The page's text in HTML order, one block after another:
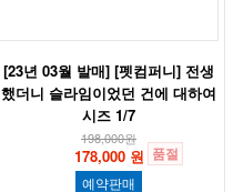
[23년 03월 발매] [펫컴퍼니] 전생
했더니 슬라임이었던 건에 대하여
시즈 1/7
198,000원
178,000 원 품절
예약판매